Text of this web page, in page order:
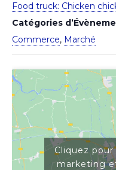
Food truck: Chicken
Catégories
Commerce, Marché
Cliquez
marketing